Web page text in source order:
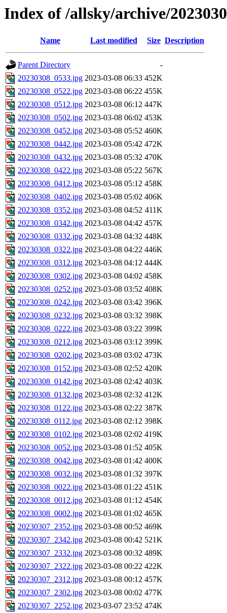
Index of /allsky/archive/
Name Last modified Size Description
Parent Directory
-
20230308_0533.jpg 2023-03-08 06:33 452K
20230308_0522.jpg 2023-03-08 06:22 455K
20230308_0512.jpg 2023-03-08 06:12 447K
20230308_0502.jpg 2023-03-08 06:02 453K
20230308_0452.jpg 2023-03-08 05:52 460K
20230308_0442.jpg 2023-03-08 05:42 472K
20230308_0432.jpg 2023-03-08 05:32 470K
20230308_0422.jpg 2023-03-08 05:22 567K
20230308_0412.jpg 2023-03-08 05:12 458K
20230308_0402.jpg 2023-03-08 05:02 406K
20230308_0352.jpg 2023-03-08 04:52 411K
20230308_0342.jpg 2023-03-08 04:42 457K
20230308_0332.jpg 2023-03-08 04:32 448K
20230308_0322.jpg 2023-03-08 04:22 446K
20230308_0312.jpg 2023-03-08 04:12 444K
20230308_0302.jpg 2023-03-08 04:02 458K
20230308_0252.jpg 2023-03-08 03:52 408K
20230308_0242.jpg 2023-03-08 03:42 396K
20230308_0232.jpg 2023-03-08 03:32 398K
20230308_0222.jpg 2023-03-08 03:22 399K
20230308_0212.jpg 2023-03-08 03:12 399K
20230308_0202.jpg 2023-03-08 03:02 473K
20230308_0152.jpg 2023-03-08 02:52 420K
20230308_0142.jpg 2023-03-08 02:42 403K
20230308_0132.jpg 2023-03-08 02:32 412K
20230308_0122.jpg 2023-03-08 02:22 387K
20230308_0112.jpg 2023-03-08 02:12 398K
20230308_0102.jpg 2023-03-08 02:02 419K
20230308_0052.jpg 2023-03-08 01:52 405K
20230308_0042.jpg 2023-03-08 01:42 400K
20230308_0032.jpg 2023-03-08 01:32 397K
20230308_0022.jpg 2023-03-08 01:22 451K
20230308_0012.jpg 2023-03-08 01:12 454K
20230308_0002.jpg 2023-03-08 01:02 465K
20230307_2352.jpg 2023-03-08 00:52 469K
20230307_2342.jpg 2023-03-08 00:42 521K
20230307_2332.jpg 2023-03-08 00:32 489K
20230307_2322.jpg 2023-03-08 00:22 422K
20230307_2312.jpg 2023-03-08 00:12 457K
20230307_2302.jpg 2023-03-08 00:02 477K
20230307_2252.jpg 2023-03-07 23:52 474K